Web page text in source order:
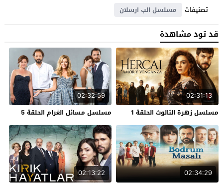
تصنيفات مسلسل الب ارسلان
قد تود مشاهدة
02:31:13
مسلسل زهرة الثالوث الحلقة 1
02:32:59
مسلسل مسائل الغرام الحلقة 5
02:34:29
02:13:22